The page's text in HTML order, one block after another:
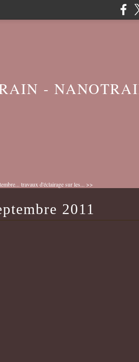
-
travaux d'éclairage sur les... >>
2011